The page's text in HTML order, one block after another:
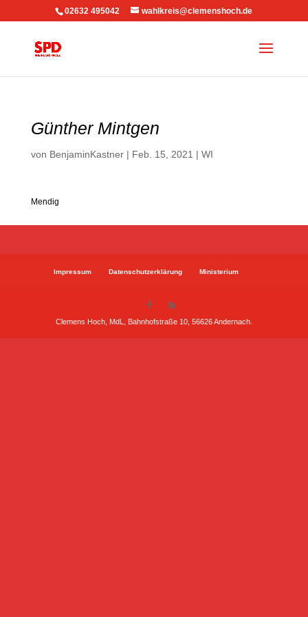
02632 495042 wahlkreis@clemenshoch.de
Günther Mintgen
von BenjaminKastner| Feb. 15, 2021 | WI
Mendig
Impressum Datenschutzerklärung Ministerium
Clemens Hoch, MdL, Bahnhofstraße 10, 56626 Andernach.